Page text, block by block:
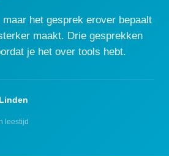
het gesprek erover bepaalt
maakt. Drie gesprekken
je het over tools hebt.
leestijd